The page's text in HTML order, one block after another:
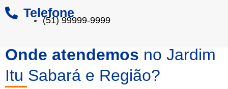
Telefone
(51) 99999-9999
Onde atendemos no Jardim
Itu Sabará e Região?